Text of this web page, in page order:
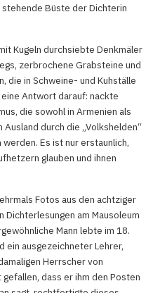
Büste der Dichterin
Kugeln durchsiebte Denkmäler
zerbrochene Grabsteine und
die in Schweine- und Kuhställe
Antwort darauf: nackte
die sowohl in Armenien als
durch die „Volkshelden“
Es ist nur erstaunlich,
glauben und ihnen
Fotos aus den achtziger
am Mausoleum
Mann lebte im 18.
ein ausgezeichneter Lehrer,
Herrscher von
gefallen, dass er ihm den Posten